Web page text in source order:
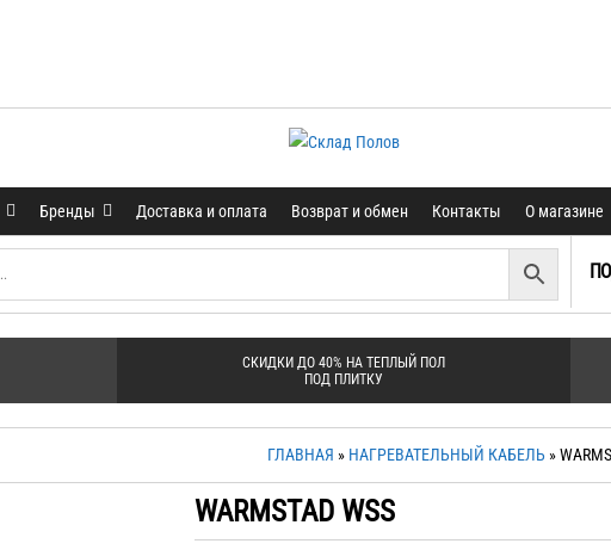
Бренды Доставка и оплата Возврат и обмен Контакты О магазине
СКИДКИ ДО 40% НА ТЕПЛЫЙ ПОЛ
ПОД ПЛИТКУ
ГЛАВНАЯ » НАГРЕВАТЕЛЬНЫЙ КАБЕЛЬ »
WARMSTAD WSS